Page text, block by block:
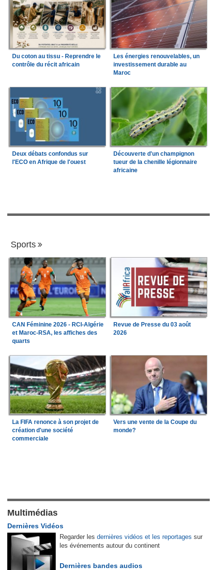
Du coton au tissu - Reprendre le
contrôle du récit africain
Les énergies renouvelables, un
investissement durable au
Maroc
Deux débats confondus sur
l'ECO en Afrique de l'ouest
Découverte d'un champignon
tueur de la chenille légionnaire
africaine
Sports
CAN Féminine 2026 - RCI-Algérie
et Maroc-RSA, les affiches des
quarts
Revue de Presse du 03 août
2026
La FIFA renonce à son projet de
création d'une société
commerciale
Vers une vente de la Coupe du
monde?
Multimédias
Dernières Vidéos
Regarder les dernières vidéos et les reportages sur
les événements autour du continent
Dernières bandes audios